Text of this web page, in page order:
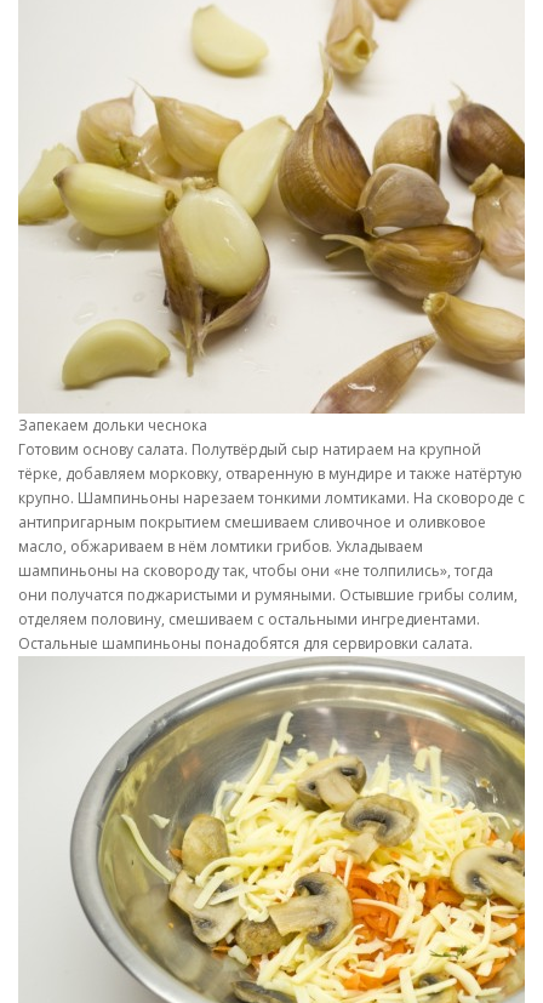
Запекаем дольки чеснока
Готовим основу салата. Полутвёрдый сыр натираем на крупной
тёрке, добавляем морковку, отваренную в мундире и также натёртую
крупно. Шампиньоны нарезаем тонкими ломтиками. На сковороде с
антипригарным покрытием смешиваем сливочное и оливковое
масло, обжариваем в нём ломтики грибов. Укладываем
шампиньоны на сковороду так, чтобы они «не толпились», тогда
они получатся поджаристыми и румяными. Остывшие грибы солим,
отделяем половину, смешиваем с остальными ингредиентами.
Остальные шампиньоны понадобятся для сервировки салата.